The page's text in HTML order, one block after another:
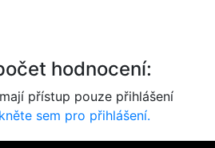
hodnocení:
přístup pouze přihlášení
sem pro přihlášení.